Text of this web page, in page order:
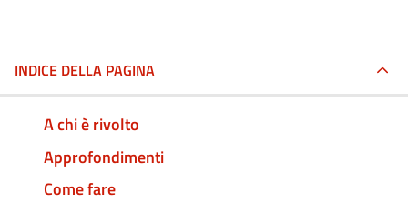
INDICE DELLA PAGINA
A chi è rivolto
Approfondimenti
Come fare